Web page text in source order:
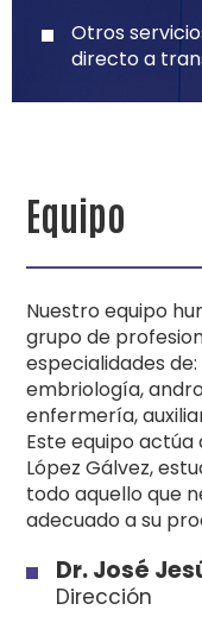
Otros
directo a
Equipo
Nuestro equipo
grupo de
especialidades
embriología,
enfermería,
Este equipo
López Gálvez,
todo aquello que
adecuado a su
Dr. José
Dirección